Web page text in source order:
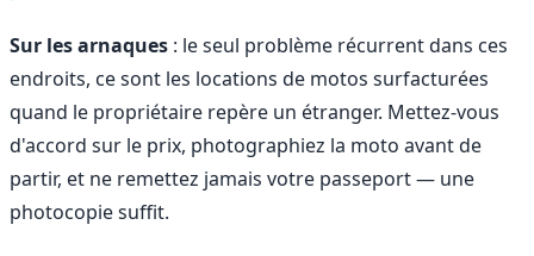
Sur les arnaques : le seul problème récurrent dans ces
endroits, ce sont les locations de motos surfacturées
quand le propriétaire repère un étranger. Mettez-vous
d'accord sur le prix, photographiez la moto avant de
partir, et ne remettez jamais votre passeport — une
photocopie suffit.